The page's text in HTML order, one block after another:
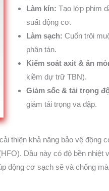
Làm kín: Tạo lớp phim
suất động cơ.
Làm sạch: Cuốn trôi
phân tán.
Kiểm soát axit & ăn
kiềm dự trữ TBN).
Giảm sốc & tải trọng
giảm tải trọng va đập.
thiện khả năng bảo vệ động
Dầu này có độ bền nhiệt
động cơ sạch sẽ và chống